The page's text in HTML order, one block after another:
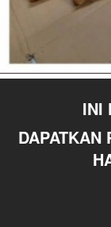
INI
DAPATKAN